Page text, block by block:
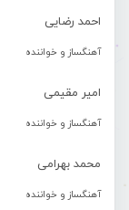
احمد رضایی
آهنگساز و خواننده
امیر مقیمی
آهنگساز و خواننده
محمد بهرامی
آهنگساز و خواننده